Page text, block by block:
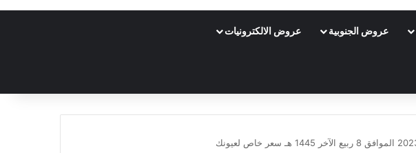
عروض الجنوبية عروض الالكترونيات